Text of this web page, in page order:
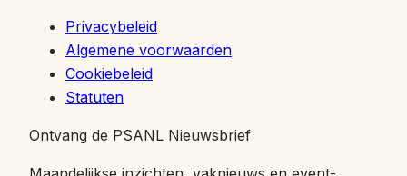
Privacybeleid
Algemene voorwaarden
Cookiebeleid
Statuten
Ontvang de PSANL Nieuwsbrief